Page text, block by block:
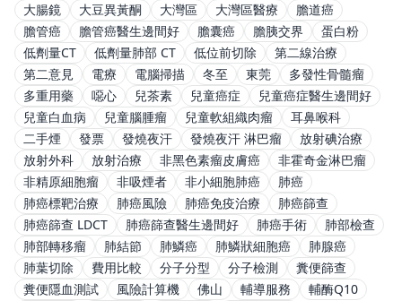
大腸鏡
大豆異黃酮 大灣區 大灣區醫療
膽道癌
膽管癌
膽管癌醫生邊間好 膽囊癌 膽胰交界
蛋白粉
低劑量CT
低劑量肺部 CT 低位前切除
第二線治療
第二意見
電療 電腦掃描 冬至 東莞
多發性骨髓瘤
多重用藥
噁心 兒茶素 兒童癌症
兒童癌症醫生邊間好
兒童白血病
兒童腦腫瘤 兒童軟組織肉瘤
耳鼻喉科
二手煙
發票 發燒夜汗 發燒夜汗 淋巴瘤
放射碘治療
放射外科
放射治療 非黑色素瘤皮膚癌
非霍奇金淋巴瘤
非精原細胞瘤
非吸煙者 非小細胞肺癌
肺癌
肺癌標靶治療
肺癌風險 肺癌免疫治療
肺癌篩查
肺癌篩查 LDCT
肺癌篩查醫生邊間好 肺癌手術
肺部檢查
肺部轉移瘤
肺結節 肺鱗癌 肺鱗狀細胞癌
肺腺癌
肺葉切除
費用比較 分子分型 分子檢測
糞便篩查
糞便隱血測試
風險計算機 佛山 輔導服務
輔酶Q10